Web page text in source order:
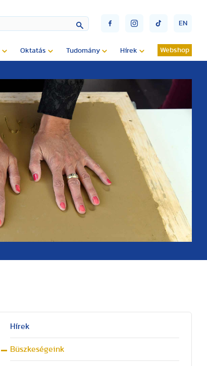
EN
Oktatás Tudomány Hírek Webshop
Hírek
Büszkeségeink